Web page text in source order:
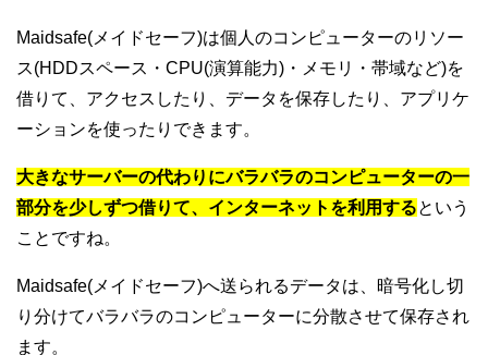
Maidsafe(メイドセーフ)は個人のコンピューターのリソー
ス(HDDスペース・CPU(演算能力)・メモリ・帯域など)を
借りて、アクセスしたり、データを保存したり、アプリケ
ーションを使ったりできます。
大きなサーバーの代わりにバラバラのコンピューターの一
部分を少しずつ借りて、インターネットを利用するという
ことですね。
Maidsafe(メイドセーフ)へ送られるデータは、暗号化し切
り分けてバラバラのコンピューターに分散させて保存され
ます。